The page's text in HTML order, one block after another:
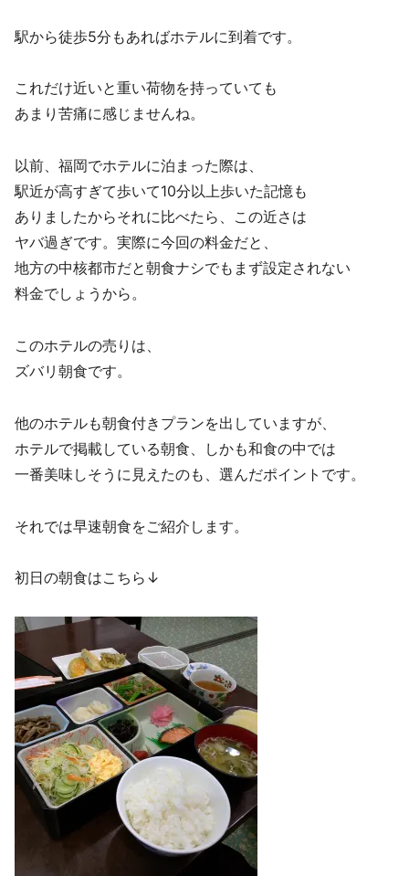
駅から徒歩5分もあればホテルに到着です。
これだけ近いと重い荷物を持っていても
あまり苦痛に感じませんね。
以前、福岡でホテルに泊まった際は、
駅近が高すぎて歩いて10分以上歩いた記憶も
ありましたからそれに比べたら、この近さは
ヤバ過ぎです。実際に今回の料金だと、
地方の中核都市だと朝食ナシでもまず設定されない
料金でしょうから。
このホテルの売りは、
ズバリ朝食です。
他のホテルも朝食付きプランを出していますが、
ホテルで掲載している朝食、しかも和食の中では
一番美味しそうに見えたのも、選んだポイントです。
それでは早速朝食をご紹介します。
初日の朝食はこちら↓